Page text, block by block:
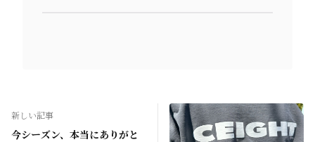
新しい記事
今シーズン、本当にありがと